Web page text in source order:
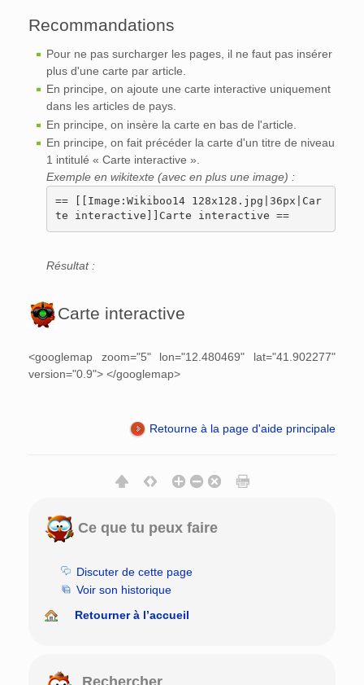
Recommandations
Pour ne pas surcharger les pages, il ne faut pas insérer
plus d'une carte par article.
En principe, on ajoute une carte interactive uniquement
dans les articles de pays.
En principe, on insère la carte en bas de l'article.
En principe, on fait précéder la carte d'un titre de niveau
1 intitulé « Carte interactive ».
Exemple en wikitexte (avec en plus une image) :
== [[Image:Wikiboo14 128x128.jpg|36px|Car
te interactive]]Carte interactive ==
Résultat :
Carte interactive
<googlemap zoom="5" lon="12.480469" lat="41.902277"
version="0.9"> </googlemap>
Retourne à la page d'aide principale
Ce que tu peux faire
Discuter de cette page
Voir son historique
Retourner à l’accueil
Rechercher